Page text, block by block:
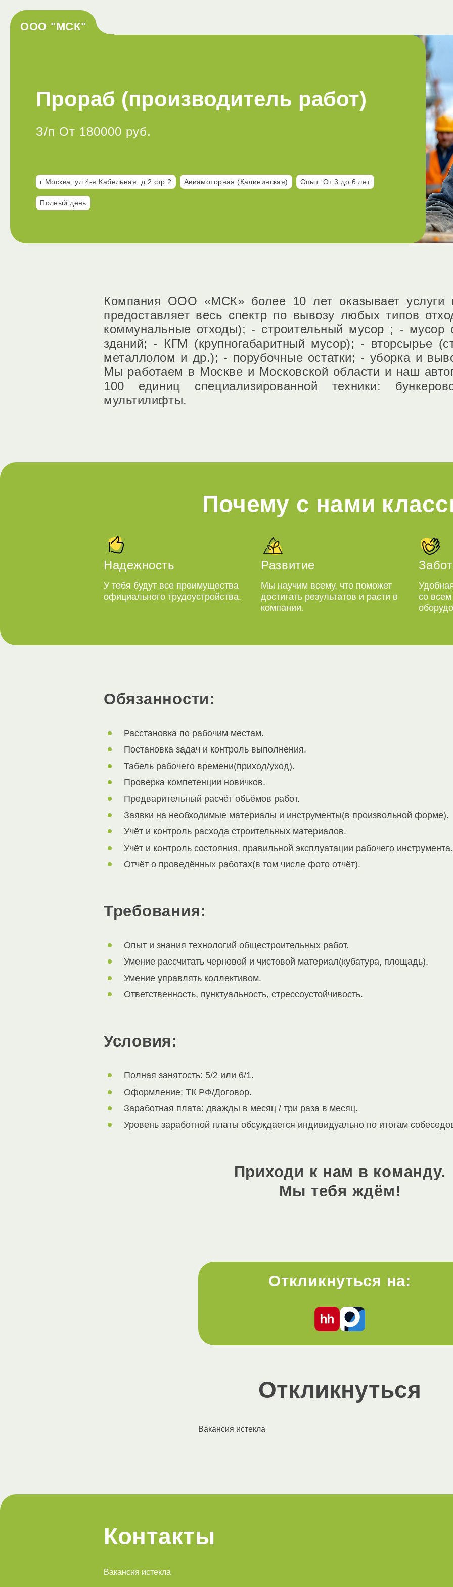
ООО "МСК"
Прораб (производитель работ)
З/п От 180000 руб.
г Москва, ул 4-я Кабельная, д 2 стр 2 Авиамоторная (Калининская) Опыт: От 3 до 6 лет
Полный день
Компания ООО «МСК» более 10 лет оказывает услуги
предоставляет весь спектр по вывозу любых типов
коммунальные отходы); - строительный мусор ; - мусор
зданий; - КГМ (крупногабаритный мусор); - вторсырье
металлолом и др.); - порубочные остатки; - уборка и
Мы работаем в Москве и Московской области и наш
100 единиц специализированной техники:
мультилифты.
Почему с нами
Надежность
У тебя будут все преимущества
официального трудоустройства.
Развитие
Мы научим всему, что поможет
достигать результатов и расти в
компании.
со
Обязанности:
Расстановка по рабочим местам.
Постановка задач и контроль выполнения.
Табель рабочего времени(приход/уход).
Проверка компетенции новичков.
Предварительный расчёт объёмов работ.
Заявки на необходимые материалы и инструменты(в произвольной форме).
Учёт и контроль расхода строительных материалов.
Учёт и контроль состояния, правильной эксплуатации рабочего инструмента.
Отчёт о проведённых работах(в том числе фото отчёт).
Требования:
Опыт и знания технологий общестроительных работ.
Умение рассчитать черновой и чистовой материал(кубатура, площадь).
Умение управлять коллективом.
Ответственность, пунктуальность, стрессоустойчивость.
Условия:
Полная занятость: 5/2 или 6/1.
Оформление: ТК РФ/Договор.
Заработная плата: дважды в месяц / три раза в месяц.
Уровень заработной платы обсуждается индивидуально по итогам
Приходи к нам в команду.
Мы тебя ждём!
Откликнуться на:
Откликнуться
Вакансия истекла
Контакты
Вакансия истекла